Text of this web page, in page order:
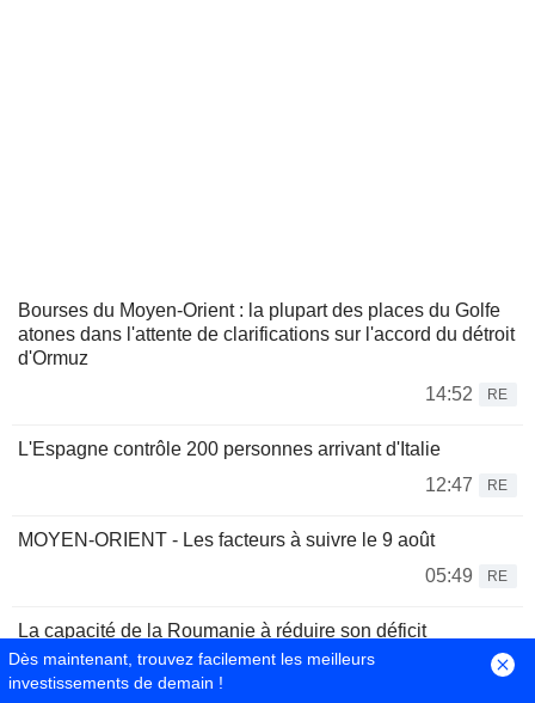
Bourses du Moyen-Orient : la plupart des places du Golfe
atones dans l'attente de clarifications sur l'accord du détroit
d'Ormuz
14:52
RE
L'Espagne contrôle 200 personnes arrivant d'Italie
12:47
RE
MOYEN-ORIENT - Les facteurs à suivre le 9 août
05:49
RE
La capacité de la Roumanie à réduire son déficit
budgétaire d'ici 2027 est cruciale pour sa notation, selon
Moody's
Dès maintenant, trouvez facilement les meilleurs
investissements de demain !